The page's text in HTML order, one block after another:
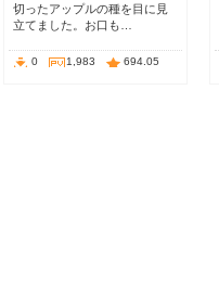
切ったアップルの種を目に見
立てました。お口も…
0 1,983 694.05